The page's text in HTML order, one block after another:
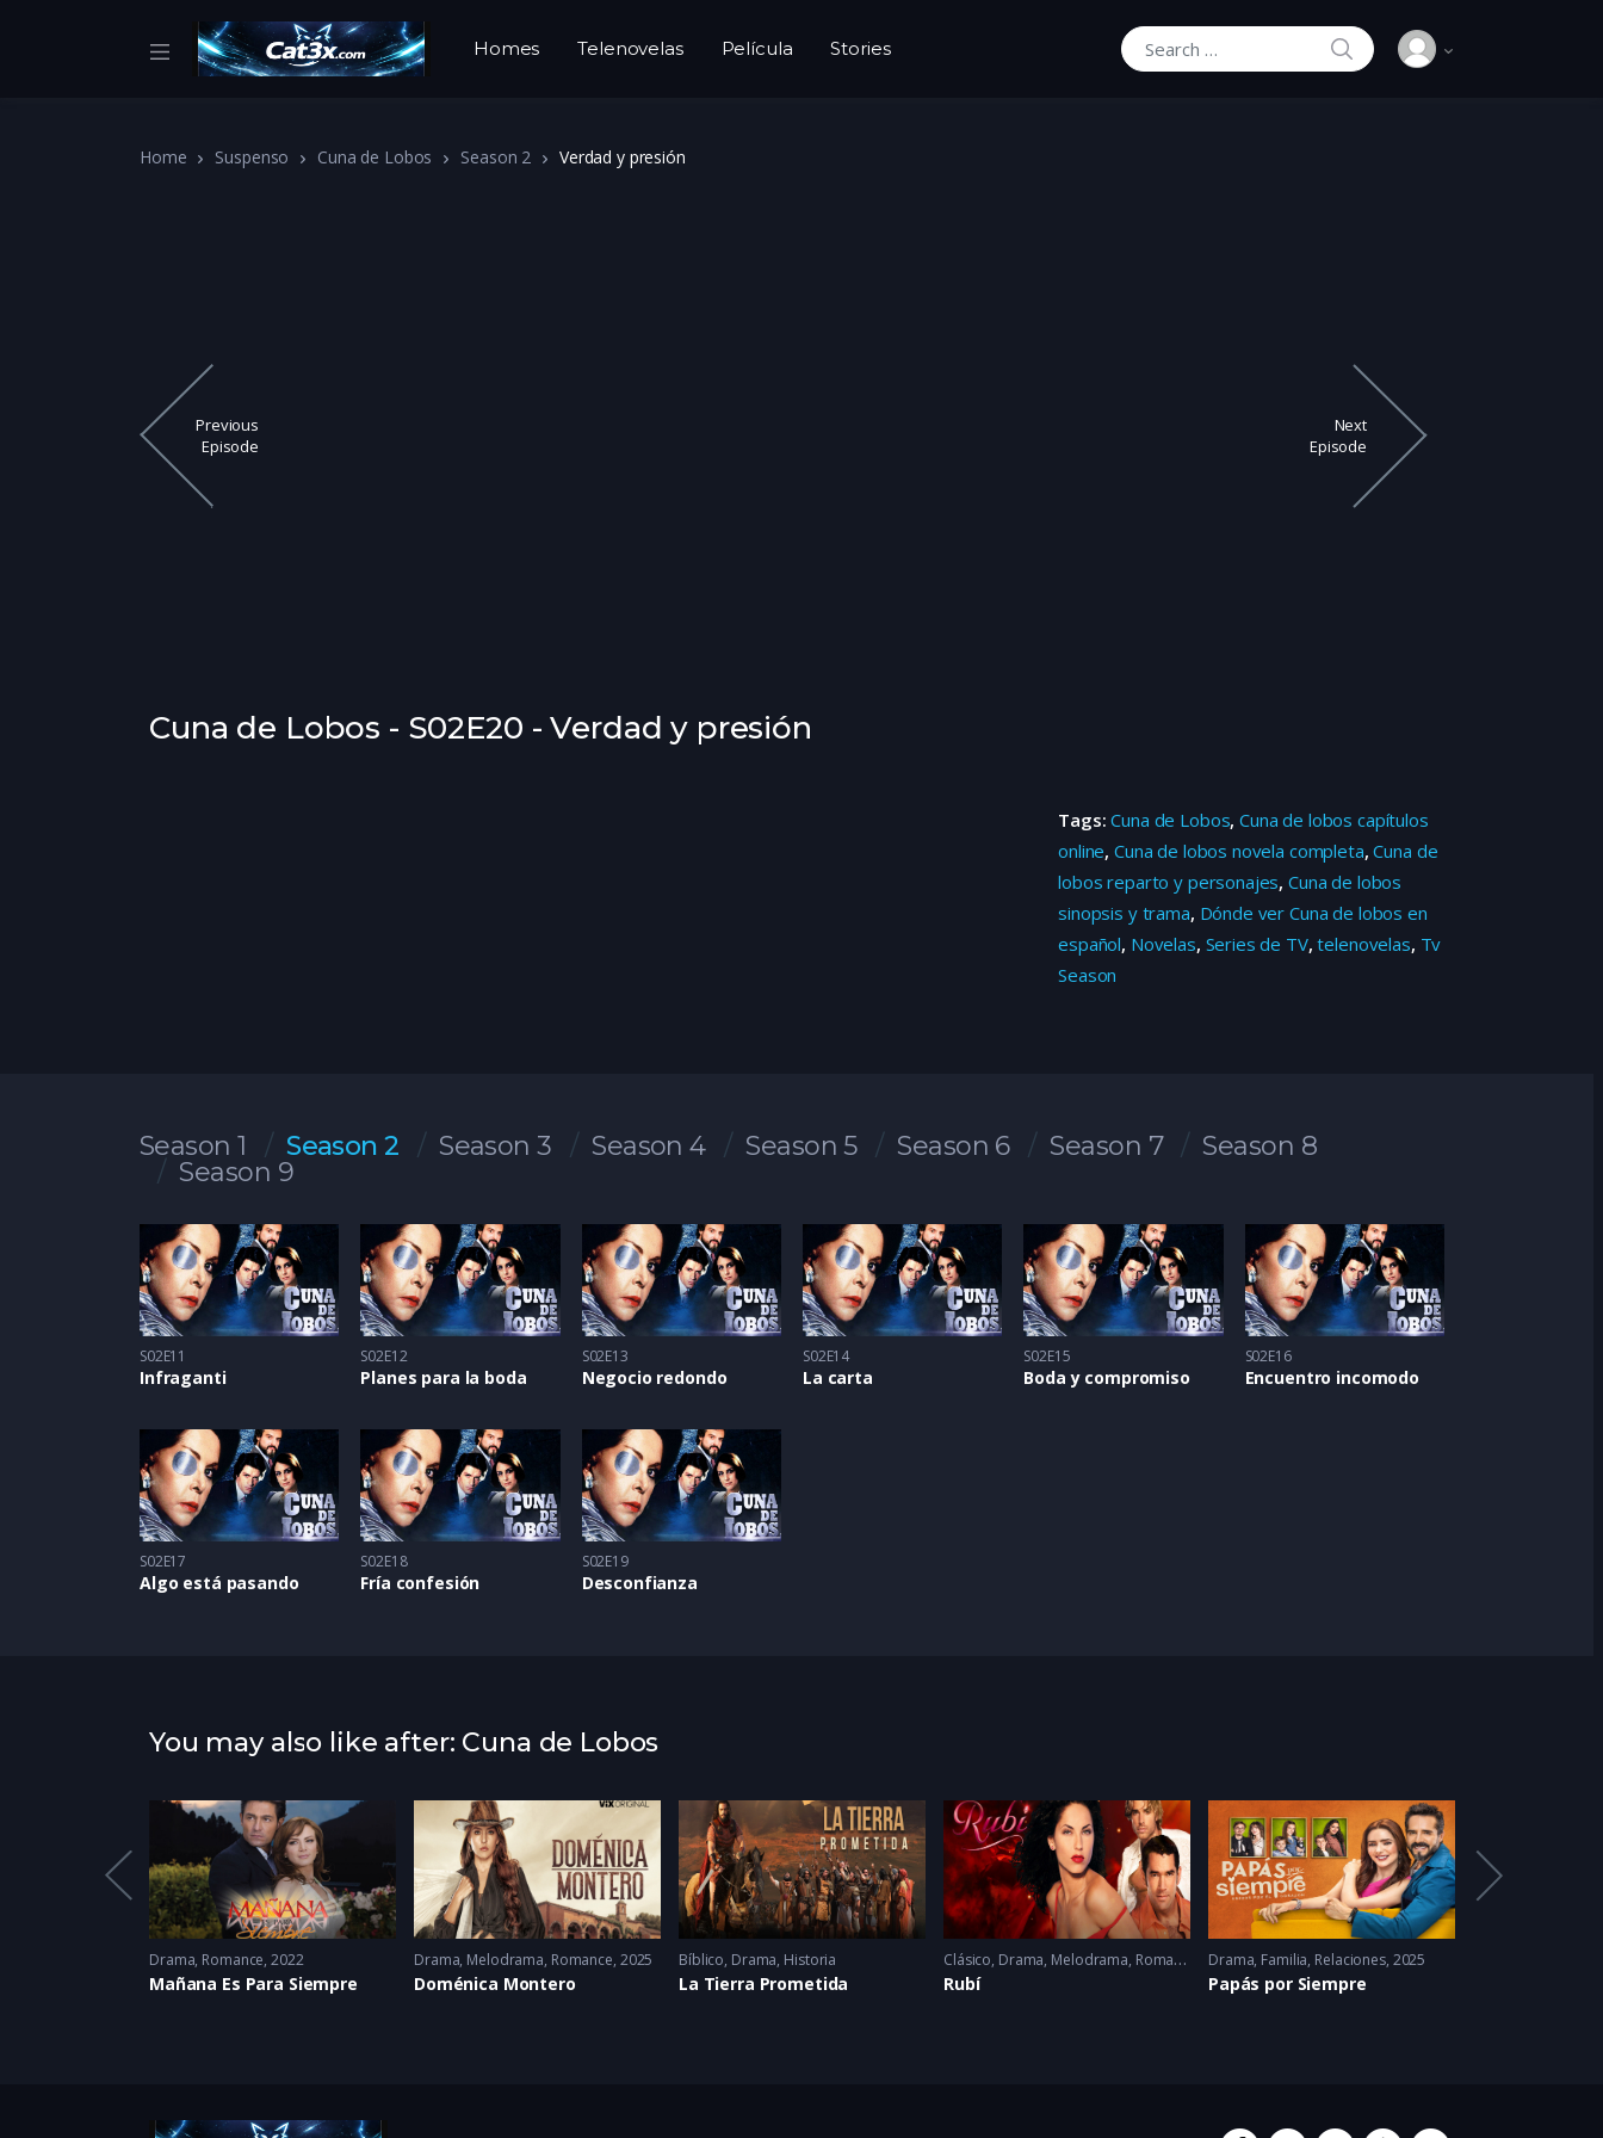
Homes Telenovelas Película Stories
Search for:
SEARCH
Home Suspenso Cuna de Lobos Season 2 Verdad y presión
Previous
Episode
Next
Episode
Cuna de Lobos - S02E20 - Verdad y presión
Tags:Cuna de Lobos,Cuna de lobos capítulos
online,Cuna de lobos novela completa,Cuna de
lobos reparto y personajes,Cuna de lobos
sinopsis y trama, Dónde ver Cuna de lobos en
español, Novelas, Series de TV,telenovelas, Tv
Season
Season 1 Season 2 Season 3 Season 4 Season 5 Season 6 Season 7
Season 8
Season 9
S02E11
Infraganti
S02E12
Planes para la boda
S02E13
Negocio redondo
S02E14
La carta
S02E15
Boda y compromiso
S02E16
Encuentro incomodo
S02E17
Algo está pasando
S02E18
Fría confesión
S02E19
Desconfianza
You may also like after: Cuna de Lobos
2025
Drama, Romance 2022
Mañana Es Para Siempre
Drama, Melodrama, Romance 2025
Doménica Montero
Bíblico, Drama, Historia
La Tierra Prometida
Clásico, Drama, Melodrama, Romance 2005 - 2005
Rubí
Drama, Familia, Relaciones 2025
Papás por Siempre